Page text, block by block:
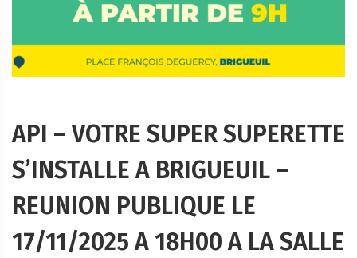
API – VOTRE SUPER SUPERETTE
S’INSTALLE A BRIGUEUIL –
REUNION PUBLIQUE LE
17/11/2025 A 18H00 A LA SALLE